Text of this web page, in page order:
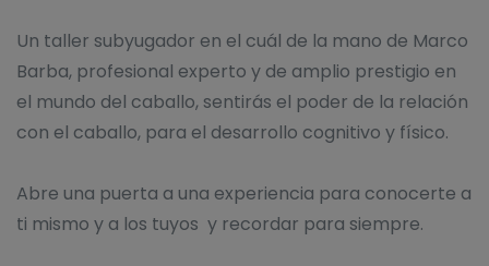
Un taller subyugador en el cuál de la mano de Marco
Barba, profesional experto y de amplio prestigio en
el mundo del caballo, sentirás el poder de la relación
con el caballo, para el desarrollo cognitivo y físico.
Abre una puerta a una experiencia para conocerte a
ti mismo y a los tuyos y recordar para siempre.